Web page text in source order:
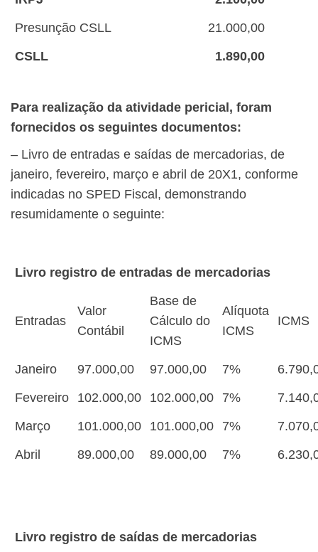
Presunção CSLL
21.000,00
CSLL
1.890,00
Para realização da atividade pericial, foram
fornecidos os seguintes documentos:
– Livro de entradas e saídas de mercadorias, de
janeiro, fevereiro, março e abril de 20X1, conforme
indicadas no SPED Fiscal, demonstrando
resumidamente o seguinte:
Livro registro de entradas de mercadorias
Entradas
Valor
Contábil
Base de
Cálculo do
ICMS
Alíquota
ICMS
ICMS
Janeiro 97.000,00 97.000,00 7%
Fevereiro
102.000,00 102.000,00 7%
Março
101.000,00 101.000,00 7%
Abril
89.000,00 89.000,00 7%
Livro registro de saídas de mercadorias